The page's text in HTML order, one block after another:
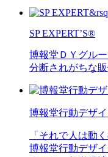
SP EXPERT’S®
博報堂ＤＹグル
分断されがちな
博報堂行動デザ
「それで人は動
博報堂行動デザ